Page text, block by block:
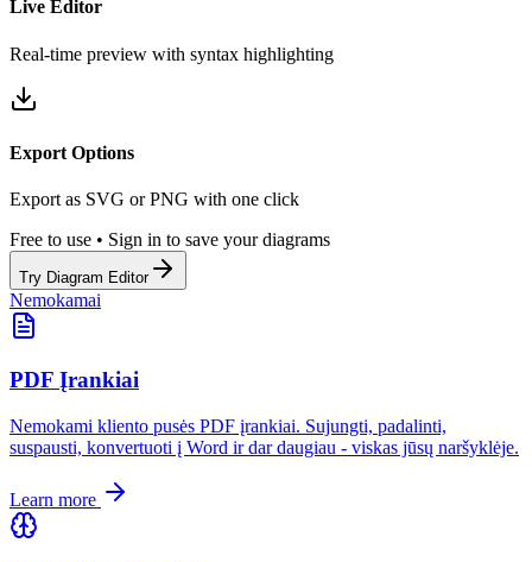
Live Editor
Real-time preview with syntax highlighting
Export Options
Export as SVG or PNG with one click
Free to use • Sign in to save your diagrams
Try Diagram Editor
Nemokamai
PDF Įrankiai
Nemokami kliento pusės PDF įrankiai. Sujungti, padalinti,
suspausti, konvertuoti į Word ir dar daugiau - viskas jūsų naršyklėje.
Learn more